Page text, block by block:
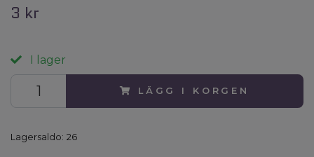
3 kr
I lager
LÄGG I KORGEN
Lagersaldo: 26